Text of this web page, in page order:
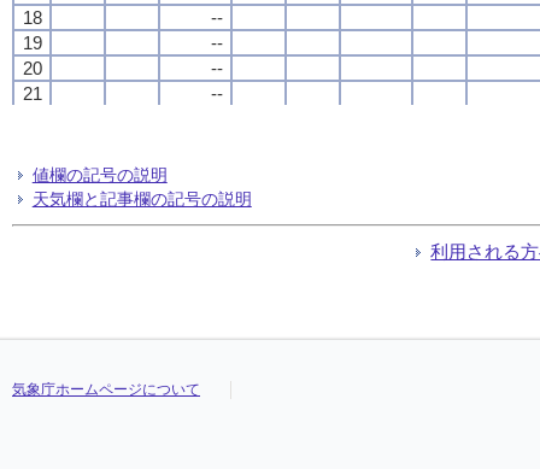
18
--
19
--
20
--
21
--
24
18
--
19
--
20
--
21
--
24
18
--
19
--
20
--
21
--
24
18
--
19
--
20
--
21
--
24
値欄の記号の説明
天気欄と記事欄の記号の説明
利用される
気象庁ホームページについて